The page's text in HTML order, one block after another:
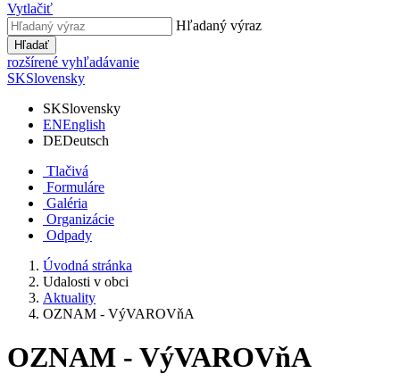
Vytlačiť
Hľadaný výraz
Hľadať
rozšírené vyhľadávanie
SKSlovensky
SKSlovensky
ENEnglish
DEDeutsch
Tlačivá
Formuláre
Galéria
Organizácie
Odpady
Úvodná stránka
Udalosti v obci
Aktuality
OZNAM - VýVAROVňA
OZNAM - VýVAROVňA